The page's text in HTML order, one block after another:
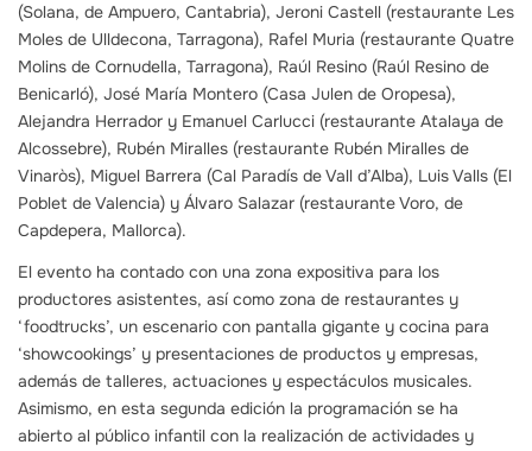
(Solana, de Ampuero, Cantabria), Jeroni Castell (restaurante Les
Moles de Ulldecona, Tarragona), Rafel Muria (restaurante Quatre
Molins de Cornudella, Tarragona), Raúl Resino (Raúl Resino de
Benicarló), José María Montero (Casa Julen de Oropesa),
Alejandra Herrador y Emanuel Carlucci (restaurante Atalaya de
Alcossebre), Rubén Miralles (restaurante Rubén Miralles de
Vinaròs), Miguel Barrera (Cal Paradís de Vall d’Alba), Luis Valls (El
Poblet de Valencia) y Álvaro Salazar (restaurante Voro, de
Capdepera, Mallorca).
El evento ha contado con una zona expositiva para los
productores asistentes, así como zona de restaurantes y
‘foodtrucks’, un escenario con pantalla gigante y cocina para
‘showcookings’ y presentaciones de productos y empresas,
además de talleres, actuaciones y espectáculos musicales.
Asimismo, en esta segunda edición la programación se ha
abierto al público infantil con la realización de actividades y